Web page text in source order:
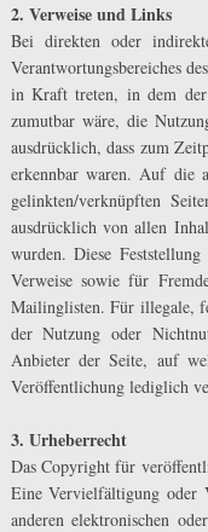
2. Verweise und Links
Bei direkten oder
Verantwortungsbereiches
in Kraft treten, in dem
zumutbar wäre, die
ausdrücklich, dass zum
erkennbar waren. Auf die
gelinkten/verknüpften
ausdrücklich von allen
wurden. Diese
Verweise sowie für
Mailinglisten. Für illegale,
der Nutzung oder
Anbieter der Seite, auf
Veröffentlichung lediglich
3. Urheberrecht
Das Copyright für
Eine Vervielfältigung oder
anderen elektronischen